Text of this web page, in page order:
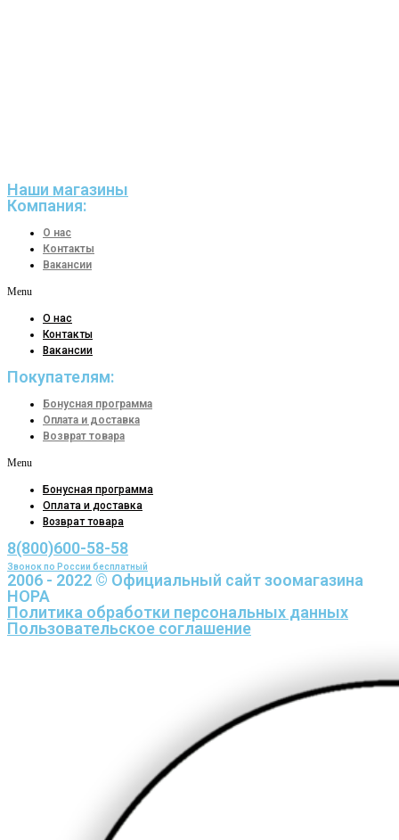
Наши магазины
Компания:
О нас
Контакты
Вакансии
Menu
О нас
Контакты
Вакансии
Покупателям:
Бонусная программа
Оплата и доставка
Возврат товара
Menu
Бонусная программа
Оплата и доставка
Возврат товара
8(800)600-58-58
Звонок по России бесплатный
2006 - 2022 © Официальный сайт зоомагазина
НОРА
Политика обработки персональных данных
Пользовательское соглашение